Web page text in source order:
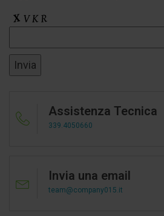
Assistenza Tecnica
339.4050660
Invia una email
team@company015.it